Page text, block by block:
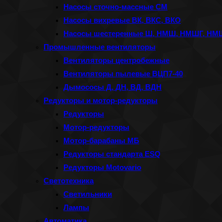
Насосы сточно-массные СМ
Насосы вихревые ВК, ВКС, ВКО
Насосы шестеренные Ш, НМШ, НМШГ,
Промышленные вентиляторы
Вентиляторы центробежные
Вентиляторы пылевые ВЦП7-40
Дымососы Д, ДН, ВД, ВДН
Редукторы и мотор-редукторы
Редукторы
Мотор-редукторы
Мотор-барабаны МБ
Редукторы стандарта ESQ
Редукторы Motovario
Светотехника
Светильники
Лампы